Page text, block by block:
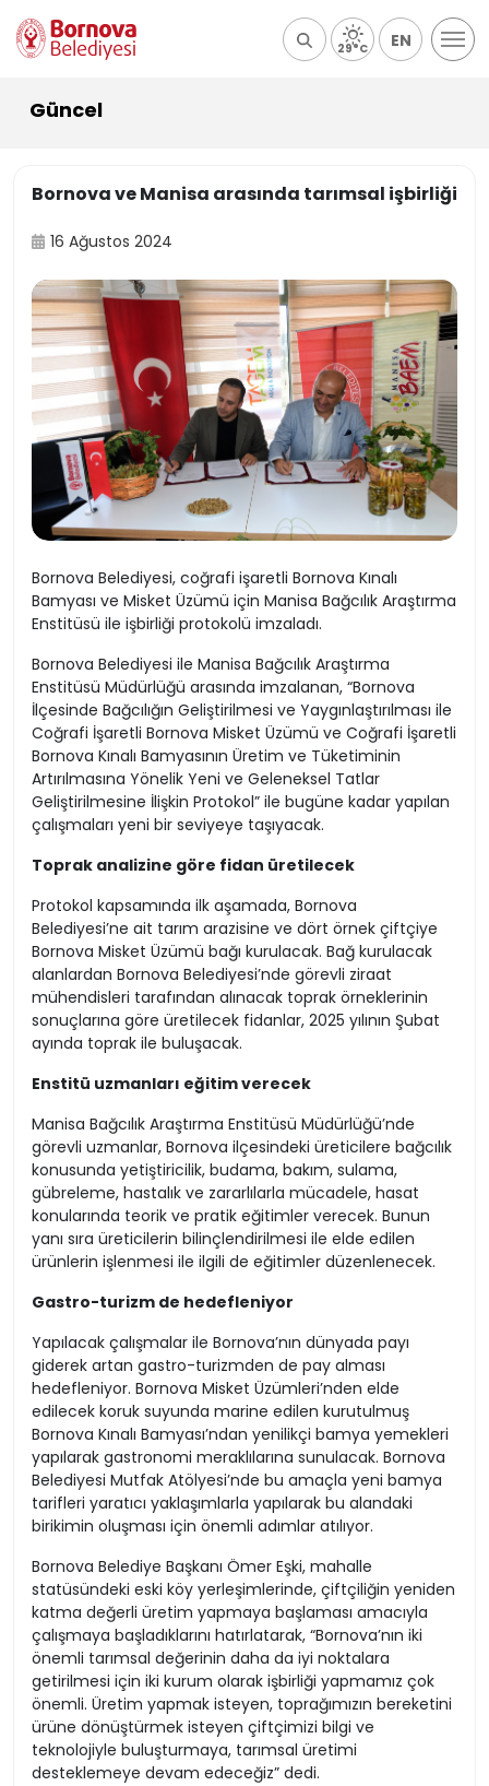
29°C EN
Güncel
Bornova ve Manisa arasında tarımsal işbirliği
16 Ağustos 2024
Bornova Belediyesi, coğrafi işaretli Bornova Kınalı
Bamyası ve Misket Üzümü için Manisa Bağcılık Araştırma
Enstitüsü ile işbirliği protokolü imzaladı.
Bornova Belediyesi ile Manisa Bağcılık Araştırma
Enstitüsü Müdürlüğü arasında imzalanan, “Bornova
İlçesinde Bağcılığın Geliştirilmesi ve Yaygınlaştırılması ile
Coğrafi İşaretli Bornova Misket Üzümü ve Coğrafi İşaretli
Bornova Kınalı Bamyasının Üretim ve Tüketiminin
Artırılmasına Yönelik Yeni ve Geleneksel Tatlar
Geliştirilmesine İlişkin Protokol” ile bugüne kadar yapılan
çalışmaları yeni bir seviyeye taşıyacak.
Toprak analizine göre fidan üretilecek
Protokol kapsamında ilk aşamada, Bornova
Belediyesi’ne ait tarım arazisine ve dört örnek çiftçiye
Bornova Misket Üzümü bağı kurulacak. Bağ kurulacak
alanlardan Bornova Belediyesi’nde görevli ziraat
mühendisleri tarafından alınacak toprak örneklerinin
sonuçlarına göre üretilecek fidanlar, 2025 yılının Şubat
ayında toprak ile buluşacak.
Enstitü uzmanları eğitim verecek
Manisa Bağcılık Araştırma Enstitüsü Müdürlüğü’nde
görevli uzmanlar, Bornova ilçesindeki üreticilere bağcılık
konusunda yetiştiricilik, budama, bakım, sulama,
gübreleme, hastalık ve zararlılarla mücadele, hasat
konularında teorik ve pratik eğitimler verecek. Bunun
yanı sıra üreticilerin bilinçlendirilmesi ile elde edilen
ürünlerin işlenmesi ile ilgili de eğitimler düzenlenecek.
Gastro-turizm de hedefleniyor
Yapılacak çalışmalar ile Bornova’nın dünyada payı
giderek artan gastro-turizmden de pay alması
hedefleniyor. Bornova Misket Üzümleri’nden elde
edilecek koruk suyunda marine edilen kurutulmuş
Bornova Kınalı Bamyası’ndan yenilikçi bamya yemekleri
yapılarak gastronomi meraklılarına sunulacak. Bornova
Belediyesi Mutfak Atölyesi’nde bu amaçla yeni bamya
tarifleri yaratıcı yaklaşımlarla yapılarak bu alandaki
birikimin oluşması için önemli adımlar atılıyor.
Bornova Belediye Başkanı Ömer Eşki, mahalle
statüsündeki eski köy yerleşimlerinde, çiftçiliğin yeniden
katma değerli üretim yapmaya başlaması amacıyla
çalışmaya başladıklarını hatırlatarak, “Bornova’nın iki
önemli tarımsal değerinin daha da iyi noktalara
getirilmesi için iki kurum olarak işbirliği yapmamız çok
önemli. Üretim yapmak isteyen, toprağımızın bereketini
ürüne dönüştürmek isteyen çiftçimizi bilgi ve
teknolojiyle buluşturmaya, tarımsal üretimi
desteklemeye devam edeceğiz” dedi.